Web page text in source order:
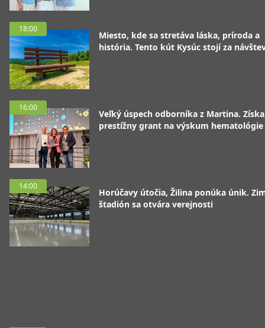
18:00
Miesto, kde sa stretáva láska, príroda a
história. Tento kút Kysúc stojí za
16:00
Veľký úspech odborníka z Martina.
prestížny grant na výskum hematológie
14:00
Horúčavy útočia, Žilina ponúka únik.
štadión sa otvára verejnosti